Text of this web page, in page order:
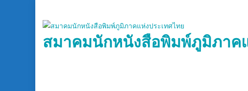
content
สมาคมนักหนังสือพิมพ์ภูมิภาค